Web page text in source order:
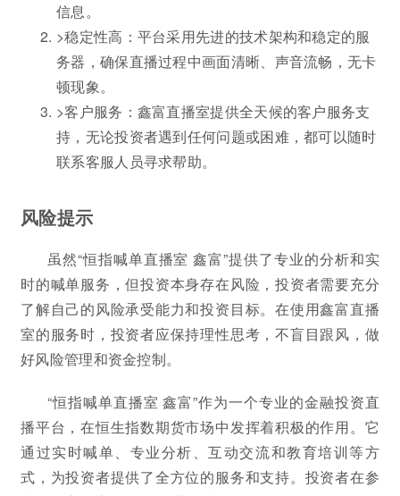
信息。
>稳定性高：平台采用先进的技术架构和稳定的服
务器，确保直播过程中画面清晰、声音流畅，无卡
顿现象。
>客户服务：鑫富直播室提供全天候的客户服务支
持，无论投资者遇到任何问题或困难，都可以随时
联系客服人员寻求帮助。
风险提示
虽然“恒指喊单直播室 鑫富”提供了专业的分析和实
时的喊单服务，但投资本身存在风险，投资者需要充分
了解自己的风险承受能力和投资目标。在使用鑫富直播
室的服务时，投资者应保持理性思考，不盲目跟风，做
好风险管理和资金控制。
“恒指喊单直播室 鑫富”作为一个专业的金融投资直
播平台，在恒生指数期货市场中发挥着积极的作用。它
通过实时喊单、专业分析、互动交流和教育培训等方
式，为投资者提供了全方位的服务和支持。投资者在参